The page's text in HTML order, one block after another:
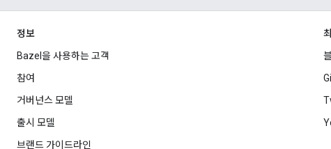
정보
Bazel을 사용하는 고객
참여
거버넌스 모델
출시 모델
브랜드 가이드라인